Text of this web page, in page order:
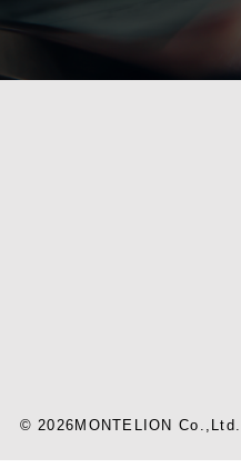
© 2026MONTELION Co.,Ltd.